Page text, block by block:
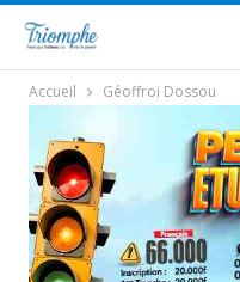
Accueil Géoffroi Dossou